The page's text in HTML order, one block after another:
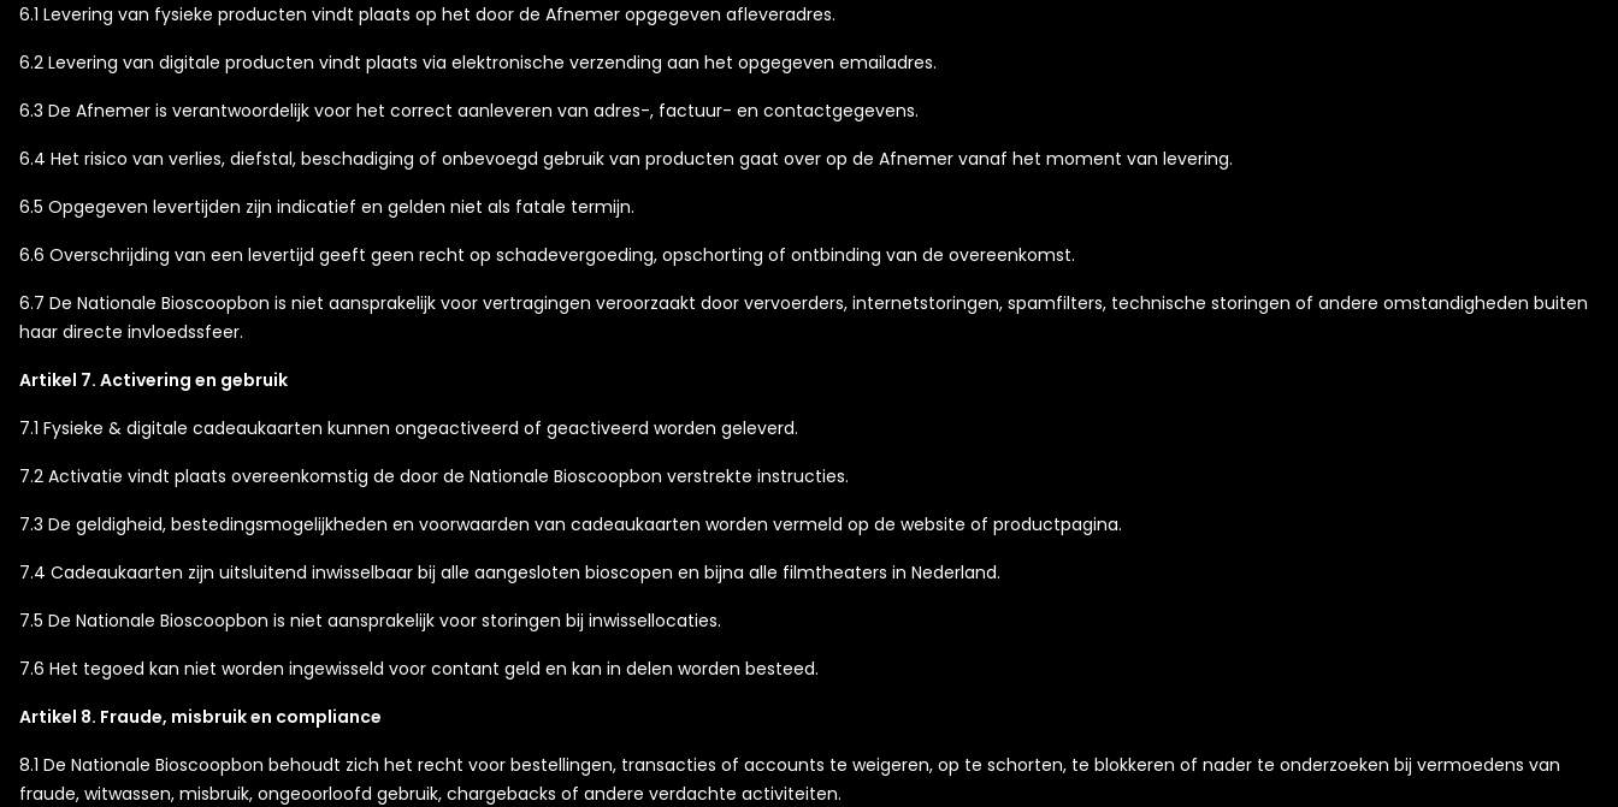
6.1 Levering van fysieke producten vindt plaats op het door de Afnemer opgegeven afleveradres.
6.2 Levering van digitale producten vindt plaats via elektronische verzending aan het opgegeven emailadres.
6.3 De Afnemer is verantwoordelijk voor het correct aanleveren van adres-, factuur- en contactgegevens.
6.4 Het risico van verlies, diefstal, beschadiging of onbevoegd gebruik van producten gaat over op de Afnemer vanaf het moment van levering.
6.5 Opgegeven levertijden zijn indicatief en gelden niet als fatale termijn.
6.6 Overschrijding van een levertijd geeft geen recht op schadevergoeding, opschorting of ontbinding van de overeenkomst.
6.7 De Nationale Bioscoopbon is niet aansprakelijk voor vertragingen veroorzaakt door vervoerders, internetstoringen, spamfilters, technische storingen of andere omstandigheden buiten
haar directe invloedssfeer.
Artikel 7. Activering en gebruik
7.1 Fysieke & digitale cadeaukaarten kunnen ongeactiveerd of geactiveerd worden geleverd.
7.2 Activatie vindt plaats overeenkomstig de door de Nationale Bioscoopbon verstrekte instructies.
7.3 De geldigheid, bestedingsmogelijkheden en voorwaarden van cadeaukaarten worden vermeld op de website of productpagina.
7.4 Cadeaukaarten zijn uitsluitend inwisselbaar bij alle aangesloten bioscopen en bijna alle filmtheaters in Nederland.
7.5 De Nationale Bioscoopbon is niet aansprakelijk voor storingen bij inwissellocaties.
7.6 Het tegoed kan niet worden ingewisseld voor contant geld en kan in delen worden besteed.
Artikel 8. Fraude, misbruik en compliance
8.1 De Nationale Bioscoopbon behoudt zich het recht voor bestellingen, transacties of accounts te weigeren, op te schorten, te blokkeren of nader te onderzoeken bij vermoedens van
fraude, witwassen, misbruik, ongeoorloofd gebruik, chargebacks of andere verdachte activiteiten.